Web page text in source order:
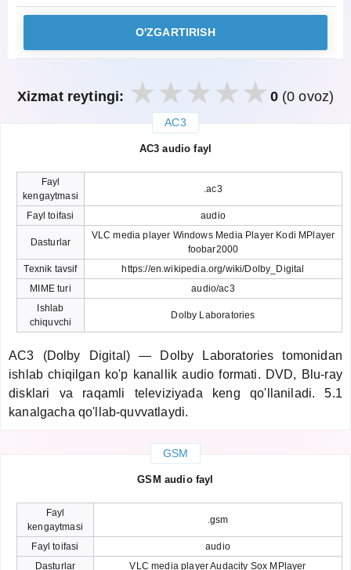
O'ZGARTIRISH
Xizmat reytingi: 0(0 ovoz)
AC3
AC3 audio fayl
Fayl
kengaytmasi
.ac3
Fayl toifasi audio
Dasturlar
VLC media player Windows Media Player Kodi MPlayer
foobar2000
Texnik tavsif
https://en.wikipedia.org/wiki/Dolby_Digital
MIME turi
audio/ac3
Ishlab
chiquvchi
Dolby Laboratories
AC3 (Dolby Digital) — Dolby Laboratories tomonidan
ishlab chiqilgan ko'p kanallik audio formati. DVD, Blu-ray
disklari va raqamli televiziyada keng qo'llaniladi. 5.1
kanalgacha qo'llab-quvvatlaydi.
GSM
GSM audio fayl
Fayl
kengaytmasi
.gsm
Fayl toifasi
audio
Dasturlar
VLC media player Audacity Sox MPlayer